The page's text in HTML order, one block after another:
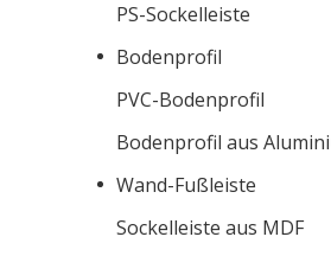
PS-Sockelleiste
Bodenprofil
PVC-Bodenprofil
Wand-Fußleiste
Sockelleiste aus MDF